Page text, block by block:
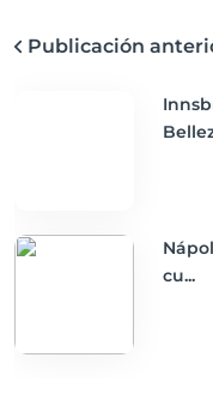
Publicación
cu...